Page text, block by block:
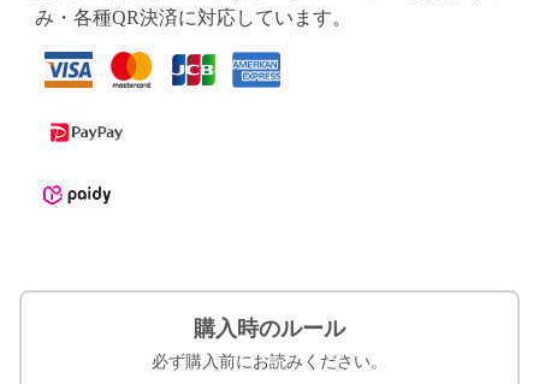
み・各種QR決済に対応しています。
購入時のルール
必ず購入前にお読みください。